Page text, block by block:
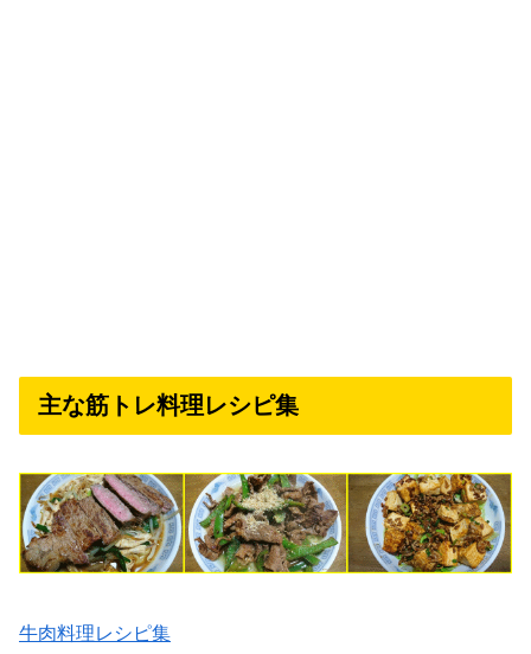
主な筋トレ料理レシピ集
牛肉料理レシピ集